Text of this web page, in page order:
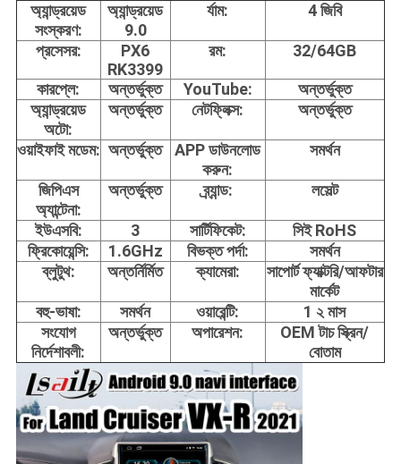
অ্যান্ড্রয়েড
সংস্করণ:
অ্যান্ড্রয়েড
9.0
র্যাম: 4 জিবি
প্রসেসর:
PX6
RK3399
রম: 32/64GB
কারপ্লে: অন্তর্ভুক্ত YouTube:
অন্তর্ভুক্ত
অ্যান্ড্রয়েড
অটো:
অন্তর্ভুক্ত নেটফ্লিক্স: অন্তর্ভুক্ত
ওয়াইফাই মডেম: অন্তর্ভুক্ত
APP ডাউনলোড
করুন:
সমর্থন
জিপিএস
অ্যান্টেনা:
অন্তর্ভুক্ত ব্র্যান্ড: লসেল্ট
ইউএসবি: 3 সার্টিফিকেট:
সিই RoHS
ফ্রিকোয়েন্সি:
1.6GHz বিভক্ত পর্দা:
সমর্থন
ব্লুটুথ:
অন্তর্নির্মিত ক্যামেরা:
সাপোর্ট ফ্যাক্টরি/আফটার
মার্কেট
বহু-ভাষা:
সমর্থন ওয়ারেন্টি:
1 ২ মাস
সংযোগ
নির্দেশাবলী:
অন্তর্ভুক্ত অপারেশন:
OEM টাচ স্ক্রিন/
বোতাম